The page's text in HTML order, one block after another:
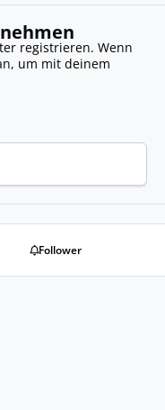
registrieren. Wenn
, um mit deinem
Follower